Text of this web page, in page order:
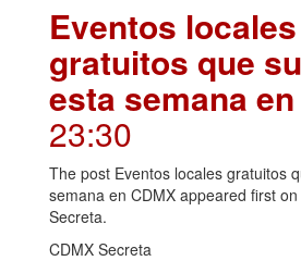
Eventos locales
gratuitos que
esta semana
23:30
The post Eventos locales gratuitos
semana en CDMX appeared first
Secreta.
CDMX Secreta